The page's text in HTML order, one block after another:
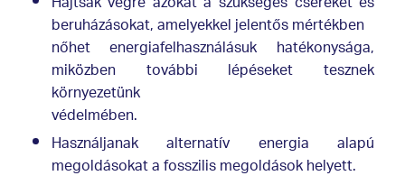
beruházásokat, amelyekkel jelentős mértékben
nőhet energiafelhasználásuk hatékonysága,
miközben további lépéseket tesznek
környezetünk
védelmében.
Használjanak alternatív energia alapú
megoldásokat a fosszilis megoldások helyett.